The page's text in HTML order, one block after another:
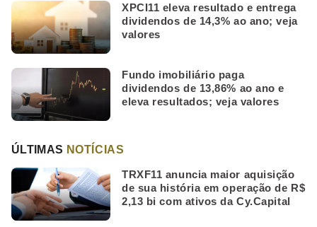
XPCI11 eleva resultado e entrega
dividendos de 14,3% ao ano; veja
valores
Fundo imobiliário paga
dividendos de 13,86% ao ano e
eleva resultados; veja valores
ÚLTIMAS NOTÍCIAS
TRXF11 anuncia maior aquisição
de sua história em operação de R$
2,13 bi com ativos da Cy.Capital